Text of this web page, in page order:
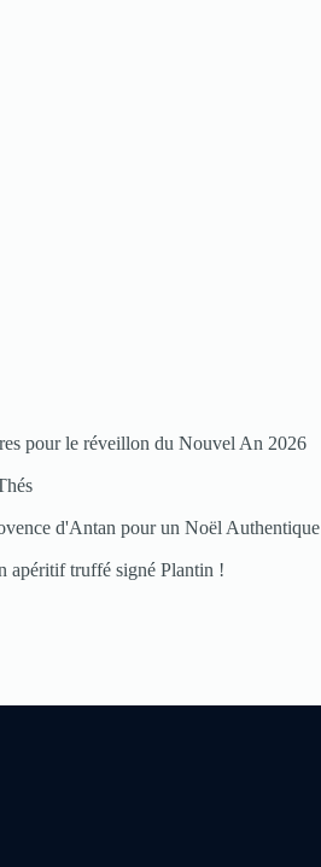
pour le réveillon du Nouvel An 2026
d'Antan pour un Noël Authentique
apéritif truffé signé Plantin !